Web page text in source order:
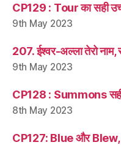
CP129 : Tour का सही
9th May 2023
207. ईश्वर-अल्ला तेरो नाम,
9th May 2023
CP128 : Summons
8th May 2023
CP127: Blue और Blew,